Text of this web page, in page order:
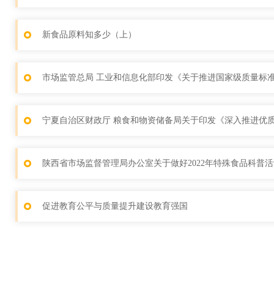
新食品原料知多少（上）
市场监管总局 工业和信息化部印发《关于推进国家级质量标
宁夏自治区财政厅 粮食和物资储备局关于印发《深入推进优
陕西省市场监督管理局办公室关于做好2022年特殊食品科普
促进教育公平与质量提升建设教育强国